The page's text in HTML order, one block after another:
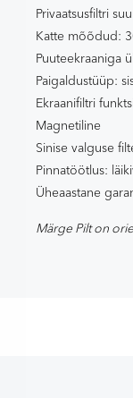
Privaatsusfiltri
Katte mõõdud:
Puuteekraaniga
Paigaldustüüp:
Ekraanifiltri
Magnetiline
Sinise valguse
Pinnatöötlus:
Üheaastane
Märge Pilt on